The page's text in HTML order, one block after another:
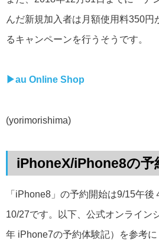
んだ新規加入者は月額使用料350円
るキャンペーンを行うそうです。
▶︎au Online Shop
(yorimorishima)
iPhoneX/iPhone8の予
「iPhone8」の予約開始は9/15午
10/27です。以下、公式オンライン
年 iPhone7の予約体験記）を参考に